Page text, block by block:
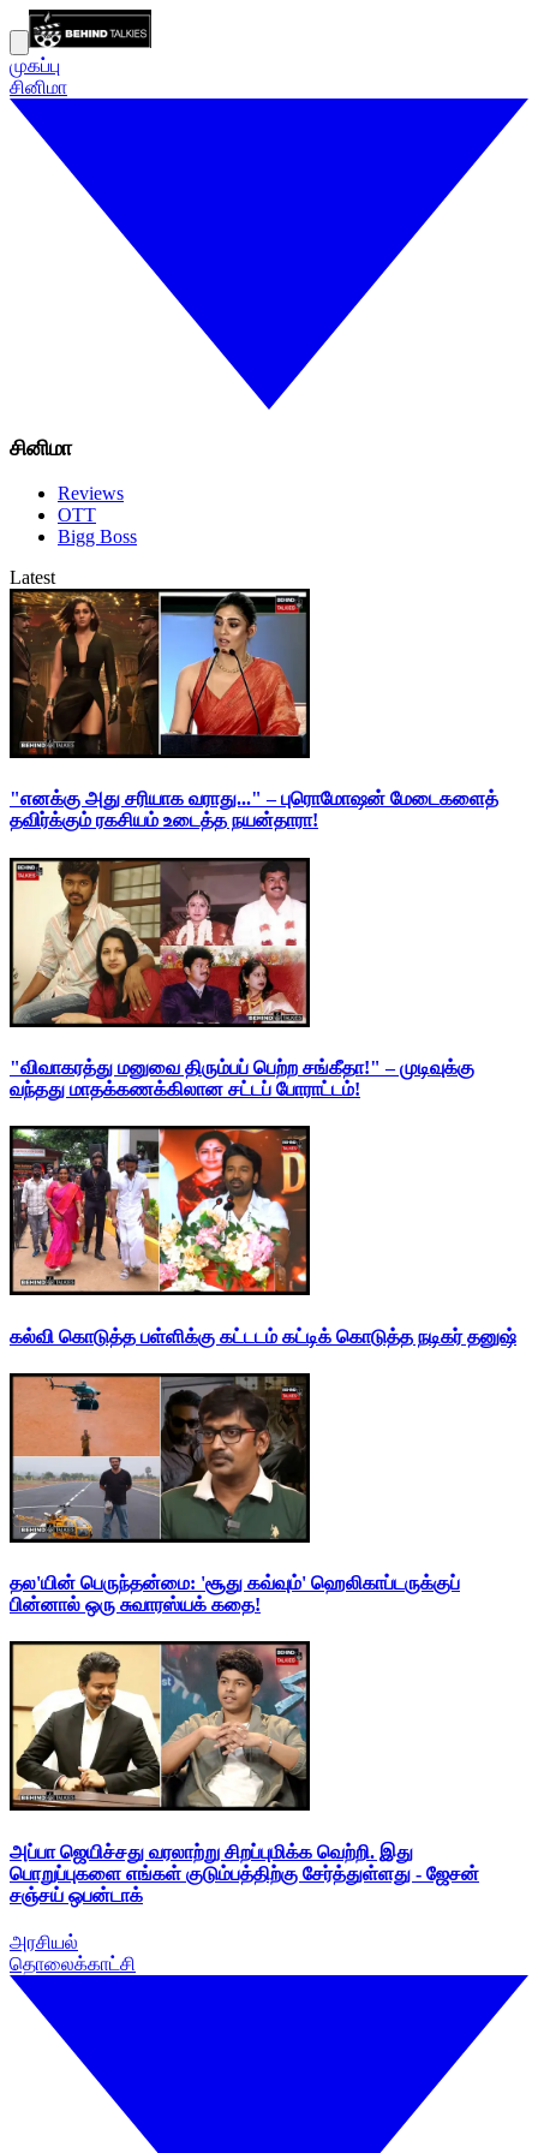
முகப்பு
சினிமா
சினிமா
Reviews
OTT
Bigg Boss
Latest
"எனக்கு அது சரியாக வராது..." – புரொமோஷன் மேடைகளைத்
தவிர்க்கும் ரகசியம் உடைத்த நயன்தாரா!
"விவாகரத்து மனுவை திரும்பப் பெற்ற சங்கீதா!" – முடிவுக்கு
வந்தது மாதக்கணக்கிலான சட்டப் போராட்டம்!
கல்வி கொடுத்த பள்ளிக்கு கட்டடம் கட்டிக் கொடுத்த நடிகர் தனுஷ்
தல'யின் பெருந்தன்மை: 'சூது கவ்வும்' ஹெலிகாப்டருக்குப்
பின்னால் ஒரு சுவாரஸ்யக் கதை!
அப்பா ஜெயிச்சது வரலாற்று சிறப்புமிக்க வெற்றி. இது
பொறுப்புகளை எங்கள் குடும்பத்திற்கு சேர்த்துள்ளது - ஜேசன்
சஞ்சய் ஒபன்டாக்
அரசியல்
தொலைக்காட்சி